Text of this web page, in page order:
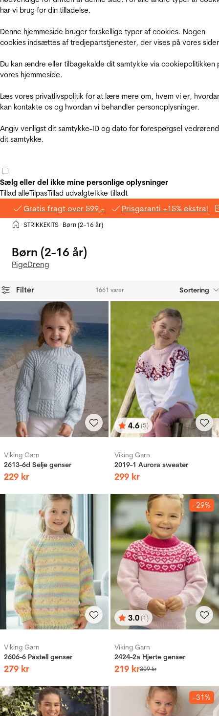
har vi brug for din tilladelse.
Denne hjemmeside bruger forskellige typer af cookies. Nogen
cookies indsættes af tredjepartstjenester, der vises på vores
Du kan ændre eller tilbagekalde dit samtykke via cookiepolitikken
vores hjemmeside.
Læs vores privatlivspolitik for at lære mere om, hvem vi er,
kan kontakte os og hvordan vi behandler personoplysninger.
Angiv venligst dit samtykke-ID og dato for forespørgsel
dit samtykke.
Sælg eller del ikke mine personlige oplysninger
Tillad alleTilpasTillad udvalgteIkke tilladt
Gratis fragt over 599,- Prisgaranti +15% ekstra!
Hjem
>STRIKKEKITS >Børn (2-16 år)
Børn (2-16 år)
PigeDreng
Filter 1661 varer Sortering
Viking Garn
2613-6d Selje genser
229 kr
Vurdering:
4.6(5)
ud af 5 stjerner
Viking Garn
2019-1 Aurora sweater
299 kr
Viking Garn
2606-6 Pastell genser
279 kr
-29%
Vurdering:
3.0(1)
ud af 5 stjerner
Viking Garn
2424-2a Hjerte genser
219 kr309kr
-31%